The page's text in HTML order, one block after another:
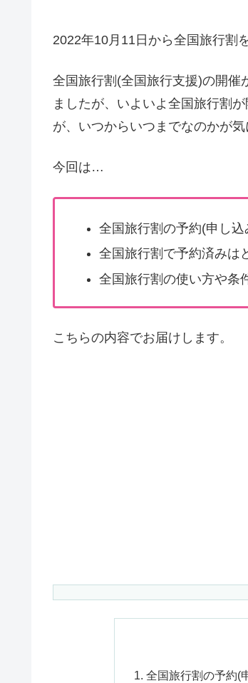
2022年10月11日から全国旅行割
全国旅行割(全国旅行支援)の開催
ましたが、いよいよ全国旅行割
が、いつからいつまでなのかが気
今回は…
全国旅行割の予約(申し込
全国旅行割で予約済みは
全国旅行割の使い方や条
こちらの内容でお届けします。
全国旅行割の予約(